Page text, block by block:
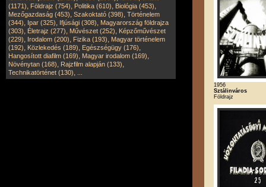
(1171), Földrajz (754), Politika (610), Biológia (453),
Mezőgazdaság (453), Szakoktató (398), Történelem
(344), Ipar (325), Ifjúsági (308), Magyarország földrajza
(303), Életrajz (277), Művészet (252), Képzőművészet
(229), Irodalom (200), Fizika (193), Magyar történelem
(192), Közlekedés (189), Egészségügy (176),
Hangosított diafilm (169), Magyar irodalom (169),
Növénytan (168), Rajzfilm alapján (133),
Technikatörténet (130),
1956
Sztálinváros
Földrajz